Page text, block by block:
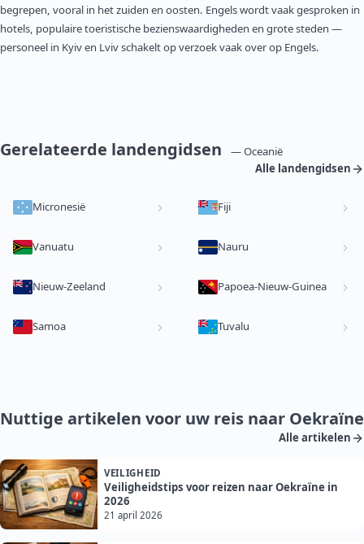
begrepen, vooral in het zuiden en oosten. Engels wordt vaak gesproken in
hotels, populaire toeristische bezienswaardigheden en grote steden —
personeel in Kyiv en Lviv schakelt op verzoek vaak over op Engels.
Gerelateerde landengidsen
— Oceanië
Alle landengidsen
Micronesië Fiji
Vanuatu Nauru
Nieuw-Zeeland Papoea-Nieuw-Guinea
Samoa Tuvalu
Nuttige artikelen voor uw reis naar Oekraïne
Alle artikelen
VEILIGHEID
Veiligheidstips voor reizen naar Oekraïne in
2026
21 april 2026